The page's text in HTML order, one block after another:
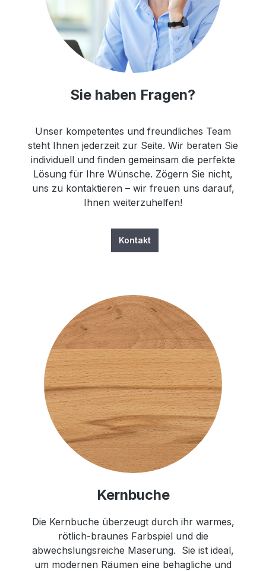
Sie haben Fragen?
Unser kompetentes und freundliches Team
steht Ihnen jederzeit zur Seite. Wir beraten Sie
individuell und finden gemeinsam die perfekte
Lösung für Ihre Wünsche. Zögern Sie nicht,
uns zu kontaktieren – wir freuen uns darauf,
Ihnen weiterzuhelfen!
Kontakt
Kernbuche
Die Kernbuche überzeugt durch ihr warmes,
rötlich-braunes Farbspiel und die
abwechslungsreiche Maserung. Sie ist ideal,
um modernen Räumen eine behagliche und